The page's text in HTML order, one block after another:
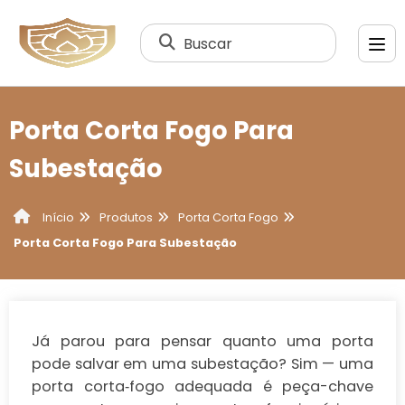
Buscar
Porta Corta Fogo Para
Subestação
Início Produtos
Porta Corta Fogo
Porta Corta Fogo Para Subestação
Já parou para pensar quanto uma porta
pode salvar em uma subestação? Sim — uma
porta corta‑fogo adequada é peça-chave